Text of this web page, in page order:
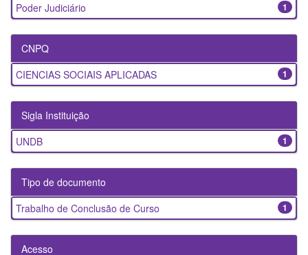
1
Poder Judiciário
CNPQ
1
CIENCIAS SOCIAIS APLICADAS
Sigla Instituição
1
UNDB
Tipo de documento
1
Trabalho de Conclusão de Curso
Acesso